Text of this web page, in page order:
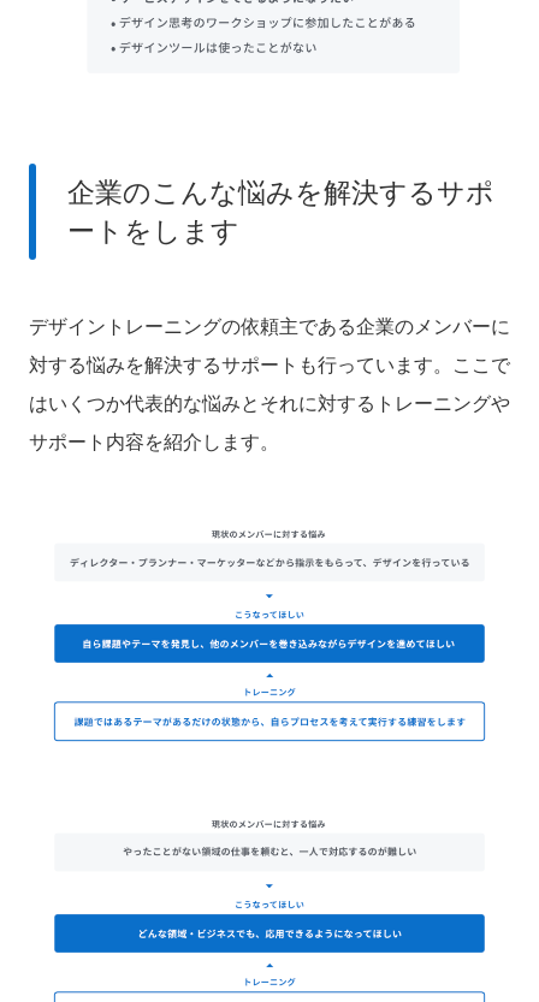
企業のこんな悩みを解決するサポ
ートをします
デザイントレーニングの依頼主である企業のメンバーに
対する悩みを解決するサポートも行っています。
ここで
はいくつか代表的な悩みとそれに対するトレーニングや
サポート内容を紹介します。